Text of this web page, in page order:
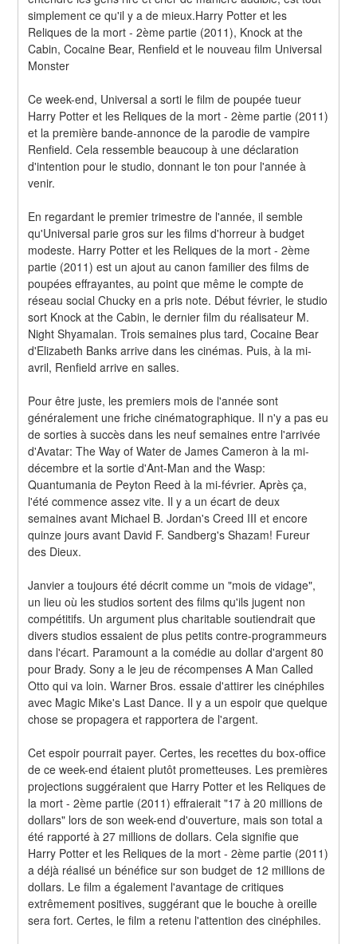
simplement ce qu'il y a de mieux.Harry Potter et les
Reliques de la mort - 2ème partie (2011), Knock at the
Cabin, Cocaine Bear, Renfield et le nouveau film Universal
Monster
Ce week-end, Universal a sorti le film de poupée tueur
Harry Potter et les Reliques de la mort - 2ème partie (2011)
et la première bande-annonce de la parodie de vampire
Renfield. Cela ressemble beaucoup à une déclaration
d'intention pour le studio, donnant le ton pour l'année à
venir.
En regardant le premier trimestre de l'année, il semble
qu'Universal parie gros sur les films d'horreur à budget
modeste. Harry Potter et les Reliques de la mort - 2ème
partie (2011) est un ajout au canon familier des films de
poupées effrayantes, au point que même le compte de
réseau social Chucky en a pris note. Début février, le studio
sort Knock at the Cabin, le dernier film du réalisateur M.
Night Shyamalan. Trois semaines plus tard, Cocaine Bear
d'Elizabeth Banks arrive dans les cinémas. Puis, à la mi-
avril, Renfield arrive en salles.
Pour être juste, les premiers mois de l'année sont
généralement une friche cinématographique. Il n'y a pas eu
de sorties à succès dans les neuf semaines entre l'arrivée
d'Avatar: The Way of Water de James Cameron à la mi-
décembre et la sortie d'Ant-Man and the Wasp:
Quantumania de Peyton Reed à la mi-février. Après ça,
l'été commence assez vite. Il y a un écart de deux
semaines avant Michael B. Jordan's Creed III et encore
quinze jours avant David F. Sandberg's Shazam! Fureur
des Dieux.
Janvier a toujours été décrit comme un "mois de vidage",
un lieu où les studios sortent des films qu'ils jugent non
compétitifs. Un argument plus charitable soutiendrait que
divers studios essaient de plus petits contre-programmeurs
dans l'écart. Paramount a la comédie au dollar d'argent 80
pour Brady. Sony a le jeu de récompenses A Man Called
Otto qui va loin. Warner Bros. essaie d'attirer les cinéphiles
avec Magic Mike's Last Dance. Il y a un espoir que quelque
chose se propagera et rapportera de l'argent.
Cet espoir pourrait payer. Certes, les recettes du box-office
de ce week-end étaient plutôt prometteuses. Les premières
projections suggéraient que Harry Potter et les Reliques de
la mort - 2ème partie (2011) effraierait "17 à 20 millions de
dollars" lors de son week-end d'ouverture, mais son total a
été rapporté à 27 millions de dollars. Cela signifie que
Harry Potter et les Reliques de la mort - 2ème partie (2011)
a déjà réalisé un bénéfice sur son budget de 12 millions de
dollars. Le film a également l'avantage de critiques
extrêmement positives, suggérant que le bouche à oreille
sera fort. Certes, le film a retenu l'attention des cinéphiles.